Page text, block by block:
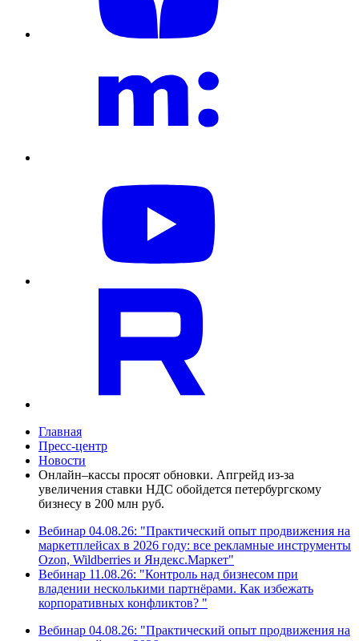
Главная
Пресс-центр
Новости
Онлайн–кассы просят обновки. Апгрейд из-за
увеличения ставки НДС обойдется петербургскому
бизнесу в 200 млн руб.
Вебинар 04.08.26: "Практический опыт продвижения на
маркетплейсах в 2026 году: все рекламные инструменты
Ozon, Wildberries и Яндекс.Маркет"
Вебинар 11.08.26: "Контроль над бизнесом при
владении несколькими партнёрами. Как избежать
корпоративных конфликтов? "
Вебинар 04.08.26: "Практический опыт продвижения на